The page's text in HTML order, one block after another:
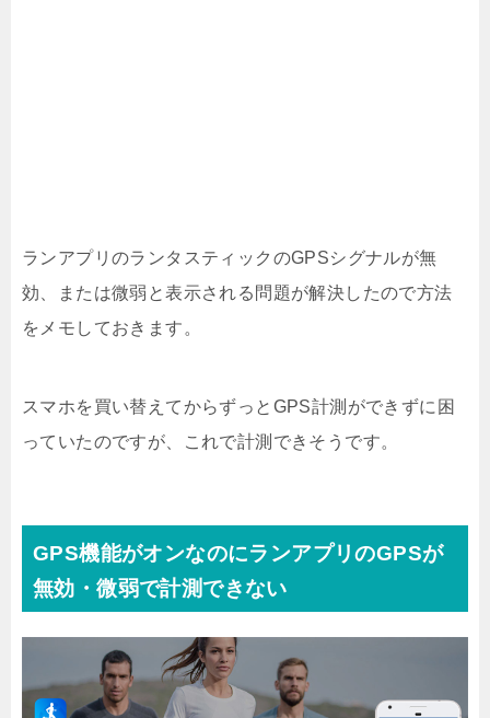
ランアプリのランタスティックのGPSシグナルが無
効、または微弱と表示される問題が解決したので方法
をメモしておきます。
スマホを買い替えてからずっとGPS計測ができずに困
っていたのですが、これで計測できそうです。
GPS機能がオンなのにランアプリのGPSが
無効・微弱で計測できない